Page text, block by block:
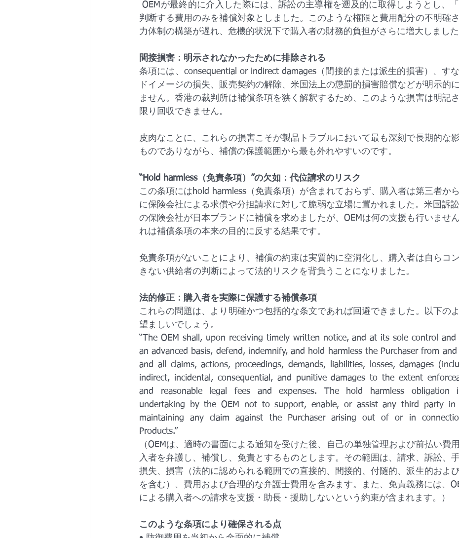
OEMが最終的に介入した際には、訴訟の主導権を遡及的に取得しようとし、「合理的」と
判断する費用のみを補償対象としました。このような権限と費用配分の不明確
力体制の構築が遅れ、危機的状況下で購入者の財務的負担がさらに増大しました
間接損害：明示されなかったために排除される
条項には、consequential or indirect damages（間接的または派生的損害）、す
ドイメージの損失、販売契約の解除、米国法上の懲罰的損害賠償などが明示的
ません。香港の裁判所は補償条項を狭く解釈するため、このような損害は明記
限り回収できません。
皮肉なことに、これらの損害こそが製品トラブルにおいて最も深刻で長期的な
ものでありながら、補償の保護範囲から最も外れやすいのです。
“Hold harmless（免責条項）”の欠如：代位請求のリスク
この条項にはhold harmless（免責条項）が含まれておらず、購入者は第三者か
に保険会社による求償や分担請求に対して脆弱な立場に置かれました。米国訴訟
の保険会社が日本ブランドに補償を求めましたが、OEMは何の支援も行いませ
れは補償条項の本来の目的に反する結果です。
免責条項がないことにより、補償の約束は実質的に空洞化し、購入者は自らコ
きない供給者の判断によって法的リスクを背負うことになりました。
法的修正：購入者を実際に保護する補償条項
これらの問題は、より明確かつ包括的な条文であれば回避できました。以下の
望ましいでしょう。
“The OEM shall, upon receiving timely written notice, and at its sole control and
an advanced basis, defend, indemnify, and hold harmless the Purchaser from
and all claims, actions, proceedings, demands, liabilities, losses, damages
indirect, incidental, consequential, and punitive damages to the extent
and reasonable legal fees and expenses. The hold harmless obligation
undertaking by the OEM not to support, enable, or assist any third party in
maintaining any claim against the Purchaser arising out of or in
Products.”
（OEMは、適時の書面による通知を受けた後、自己の単独管理および前払い費
入者を弁護し、補償し、免責とするものとします。その範囲は、請求、訴訟、手
損失、損害（法的に認められる範囲での直接的、間接的、付随的、派生的およ
を含む）、費用および合理的な弁護士費用を含みます。また、免責義務には、
による購入者への請求を支援・助長・援助しないという約束が含まれます。）
このような条項により確保される点